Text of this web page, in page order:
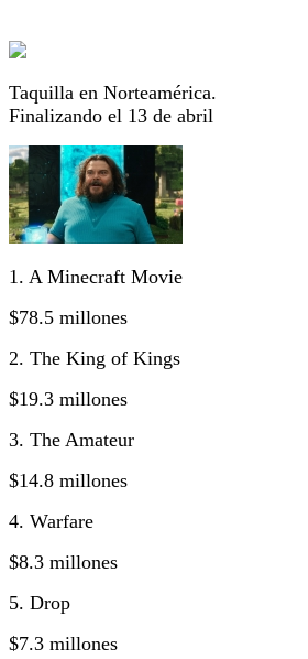
Taquilla en Norteamérica.
Finalizando el 13 de abril
1. A Minecraft Movie
$78.5 millones
2. The King of Kings
$19.3 millones
3. The Amateur
$14.8 millones
4. Warfare
$8.3 millones
5. Drop
$7.3 millones